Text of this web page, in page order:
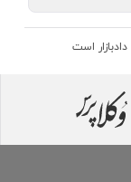
مجموعه بسیار کامل و
با بهره گیری از فناوری
این مجموعه قدیمی کتاب و
است